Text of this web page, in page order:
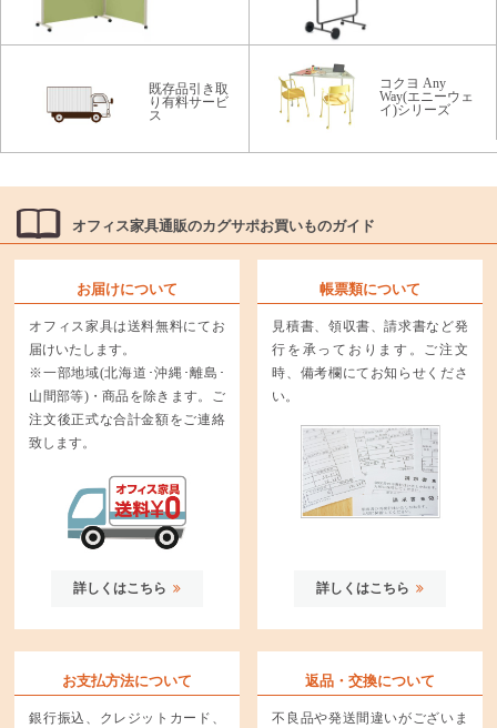
既存品引き取
り有料サービ
ス
コクヨ Any
Way(エニーウェ
イ)シリーズ
オフィス家具通販のカグサポお買いものガイド
お届けについて
オフィス家具は送料無料にてお
届けいたします。
※一部地域(北海道･沖縄･離島･
山間部等)・商品を除きます。ご
注文後正式な合計金額をご連絡
致します。
詳しくはこちら
帳票類について
見積書、領収書、請求書など発
行を承っております。ご注文
時、備考欄にてお知らせくださ
い。
詳しくはこちら
お支払方法について
銀行振込、クレジットカード、
返品・交換について
不良品や発送間違いがございま